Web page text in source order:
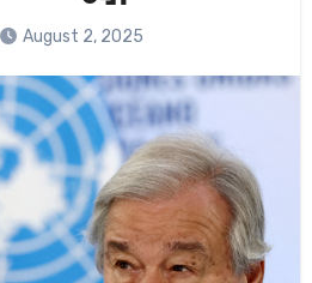
August 2, 2025